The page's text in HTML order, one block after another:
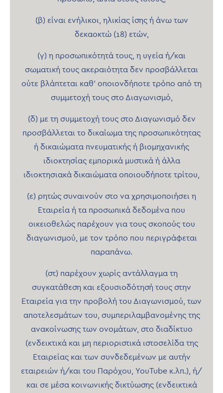
(β) είναι ενήλικοι, ηλικίας ίσης ή άνω των
δεκαοκτώ (18) ετών,
(γ) η προσωπικότητά τους, η υγεία ή/και
σωματική τους ακεραιότητα δεν προσβάλλεται
ούτε βλάπτεται καθ’ οποιονδήποτε τρόπο από τη
συμμετοχή τους στο Διαγωνισμό,
(δ) με τη συμμετοχή τους στο Διαγωνισμό δεν
προσβάλλεται το δικαίωμα της προσωπικότητας
ή δικαιώματα πνευματικής ή βιομηχανικής
ιδιοκτησίας εμπορικά μυστικά ή άλλα
ιδιοκτησιακά δικαιώματα οποιουδήποτε τρίτου,
(ε) ρητώς συναινούν στο να χρησιμοποιήσει η
Εταιρεία ή τα προσωπικά δεδομένα που
οικειοθελώς παρέχουν για τους σκοπούς του
διαγωνισμού, με τον τρόπο που περιγράφεται
παραπάνω.
(στ) παρέχουν χωρίς αντάλλαγμα τη
συγκατάθεση και εξουσιοδότησή τους στην
Εταιρεία για την προβολή του Διαγωνισμού, των
αποτελεσμάτων του, συμπεριλαμβανομένης της
ανακοίνωσης των ονομάτων, στο διαδίκτυο
(ενδεικτικά και μη περιοριστικά ιστοσελίδα της
Εταιρείας και των συνδεδεμένων με αυτήν
εταιρειών ή/και του Παρόχου, YouTube κ.λπ.), ή/
και σε μέσα κοινωνικής δικτύωσης (ενδεικτικά